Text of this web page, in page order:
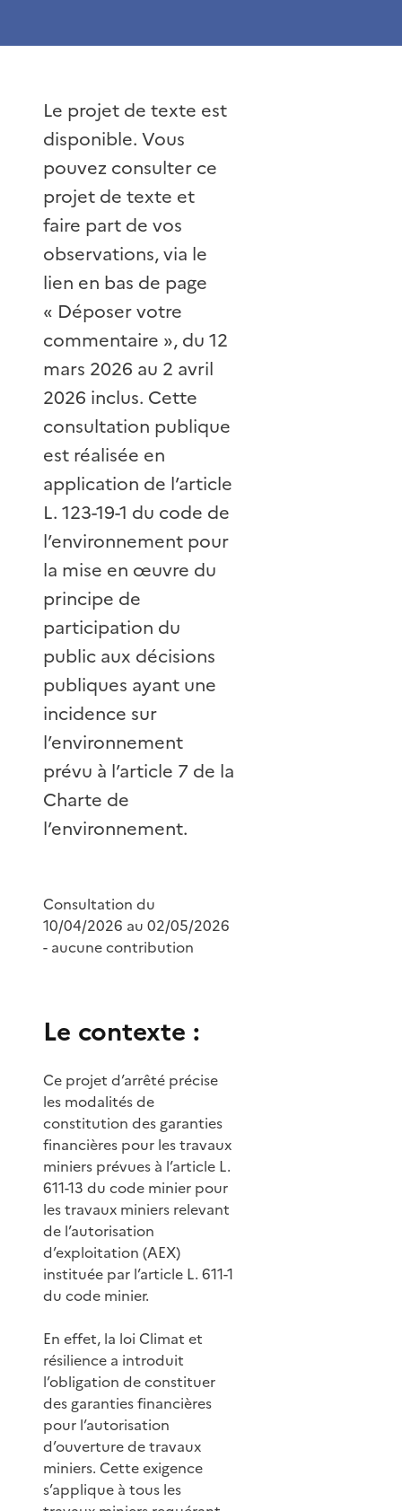
Le projet de texte est
disponible. Vous
pouvez consulter ce
projet de texte et
faire part de vos
observations, via le
lien en bas de page
« Déposer votre
commentaire », du 12
mars 2026 au 2 avril
2026 inclus. Cette
consultation publique
est réalisée en
application de l’article
L. 123-19-1 du code de
l’environnement pour
la mise en œuvre du
principe de
participation du
public aux décisions
publiques ayant une
incidence sur
l’environnement
prévu à l’article 7 de la
Charte de
l’environnement.
Consultation du
10/04/2026 au 02/05/2026
- aucune contribution
Le contexte :
Ce projet d’arrêté précise
les modalités de
constitution des garanties
financières pour les travaux
miniers prévues à l’article L.
611-13 du code minier pour
les travaux miniers relevant
de l’autorisation
d’exploitation (AEX)
instituée par l’article L. 611-1
du code minier.
En effet, la loi Climat et
résilience a introduit
l’obligation de constituer
des garanties financières
pour l’autorisation
d’ouverture de travaux
miniers. Cette exigence
s’applique à tous les